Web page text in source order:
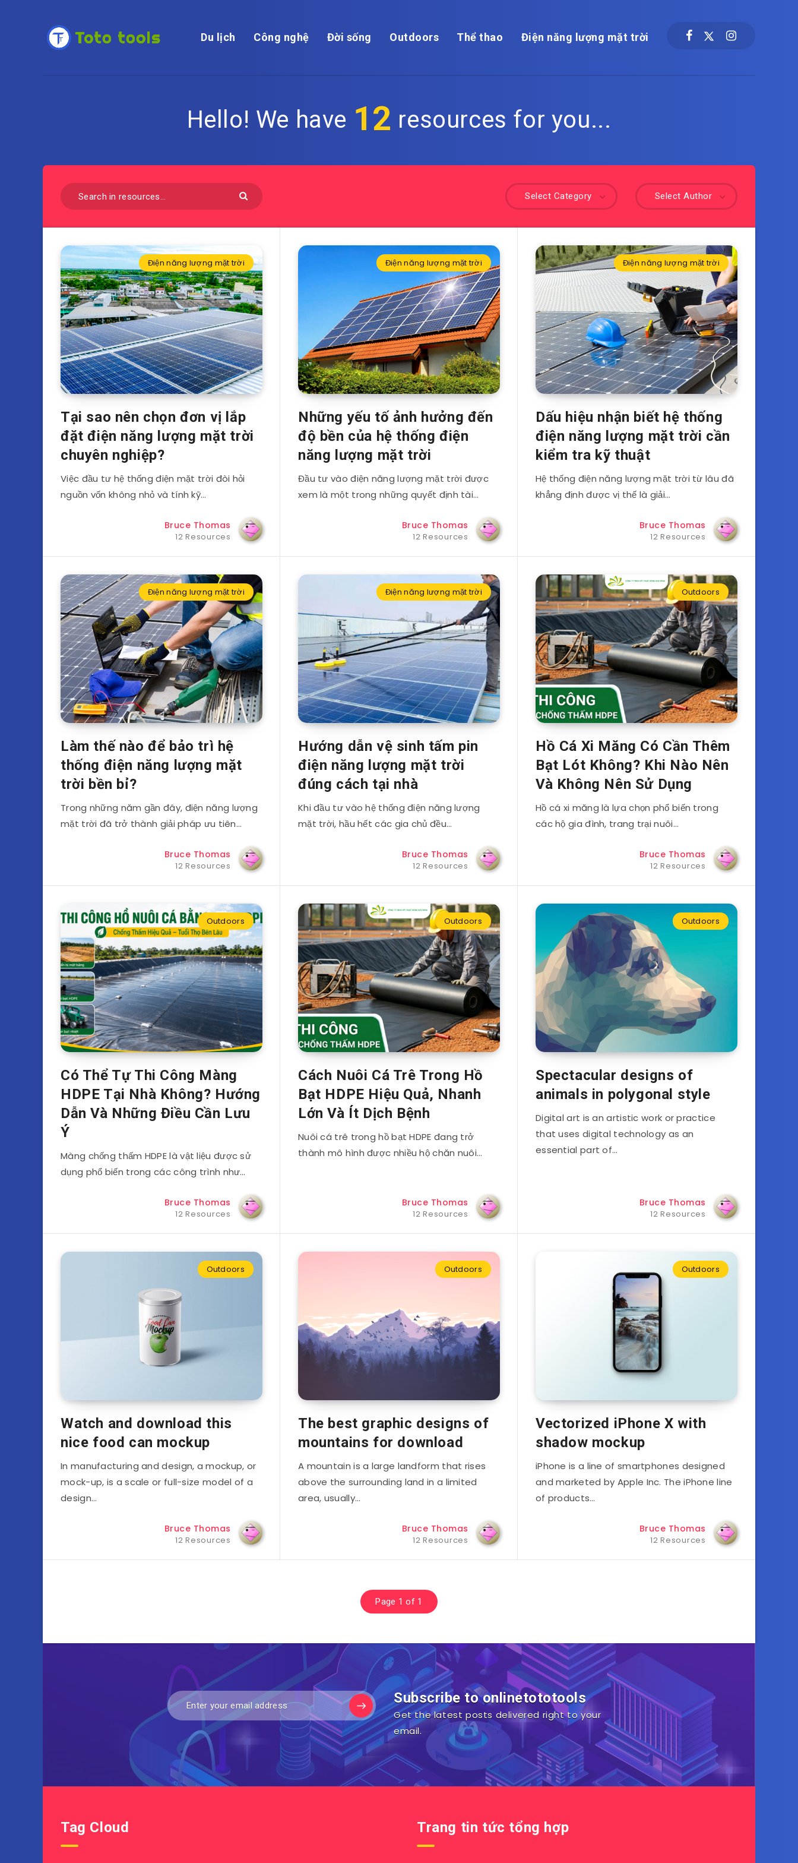
Du lịch Công nghệ Đời sống Outdoors Thể thao Điện năng lượng mặt trời
Hello! We have 12 resources for you...
Select Author
Select Category
Điện năng lượng mặt trời
Tại sao nên chọn đơn vị lắp
đặt điện năng lượng mặt trời
chuyên nghiệp?
Việc đầu tư hệ thống điện mặt trời đòi hỏi
nguồn vốn không nhỏ và tính kỹ…
Bruce Thomas
12 Resources
Điện năng lượng mặt trời
Những yếu tố ảnh hưởng đến
độ bền của hệ thống điện
năng lượng mặt trời
Đầu tư vào điện năng lượng mặt trời được
xem là một trong những quyết định tài…
Bruce Thomas
12 Resources
Điện năng lượng mặt trời
Dấu hiệu nhận biết hệ thống
điện năng lượng mặt trời cần
kiểm tra kỹ thuật
Hệ thống điện năng lượng mặt trời từ lâu đã
khẳng định được vị thế là giải…
Bruce Thomas
12 Resources
Điện năng lượng mặt trời
Làm thế nào để bảo trì hệ
thống điện năng lượng mặt
trời bền bỉ?
Trong những năm gần đây, điện năng lượng
mặt trời đã trở thành giải pháp ưu tiên…
Bruce Thomas
12 Resources
Điện năng lượng mặt trời
Hướng dẫn vệ sinh tấm pin
điện năng lượng mặt trời
đúng cách tại nhà
Khi đầu tư vào hệ thống điện năng lượng
mặt trời, hầu hết các gia chủ đều…
Bruce Thomas
12 Resources
Outdoors
Hồ Cá Xi Măng Có Cần Thêm
Bạt Lót Không? Khi Nào Nên
Và Không Nên Sử Dụng
Hồ cá xi măng là lựa chọn phổ biến trong
các hộ gia đình, trang trại nuôi…
Bruce Thomas
12 Resources
Outdoors
Có Thể Tự Thi Công Màng
HDPE Tại Nhà Không? Hướng
Dẫn Và Những Điều Cần Lưu
Ý
Màng chống thấm HDPE là vật liệu được sử
dụng phổ biến trong các công trình như…
Bruce Thomas
12 Resources
Outdoors
Cách Nuôi Cá Trê Trong Hồ
Bạt HDPE Hiệu Quả, Nhanh
Lớn Và Ít Dịch Bệnh
Nuôi cá trê trong hồ bạt HDPE đang trở
thành mô hình được nhiều hộ chăn nuôi…
Bruce Thomas
12 Resources
Outdoors
Spectacular designs of
animals in polygonal style
Digital art is an artistic work or practice
that uses digital technology as an
essential part of…
Bruce Thomas
12 Resources
Outdoors
Watch and download this
nice food can mockup
In manufacturing and design, a mockup, or
mock-up, is a scale or full-size model of a
design…
Bruce Thomas
12 Resources
Outdoors
The best graphic designs of
mountains for download
A mountain is a large landform that rises
above the surrounding land in a limited
area, usually…
Bruce Thomas
12 Resources
Outdoors
Vectorized iPhone X with
shadow mockup
iPhone is a line of smartphones designed
and marketed by Apple Inc. The iPhone line
of products…
Bruce Thomas
12 Resources
Page 1 of 1
Subscribe to onlinetototools
Get the latest posts delivered right to your
email.
Tag Cloud Trang tin tức tổng hợp